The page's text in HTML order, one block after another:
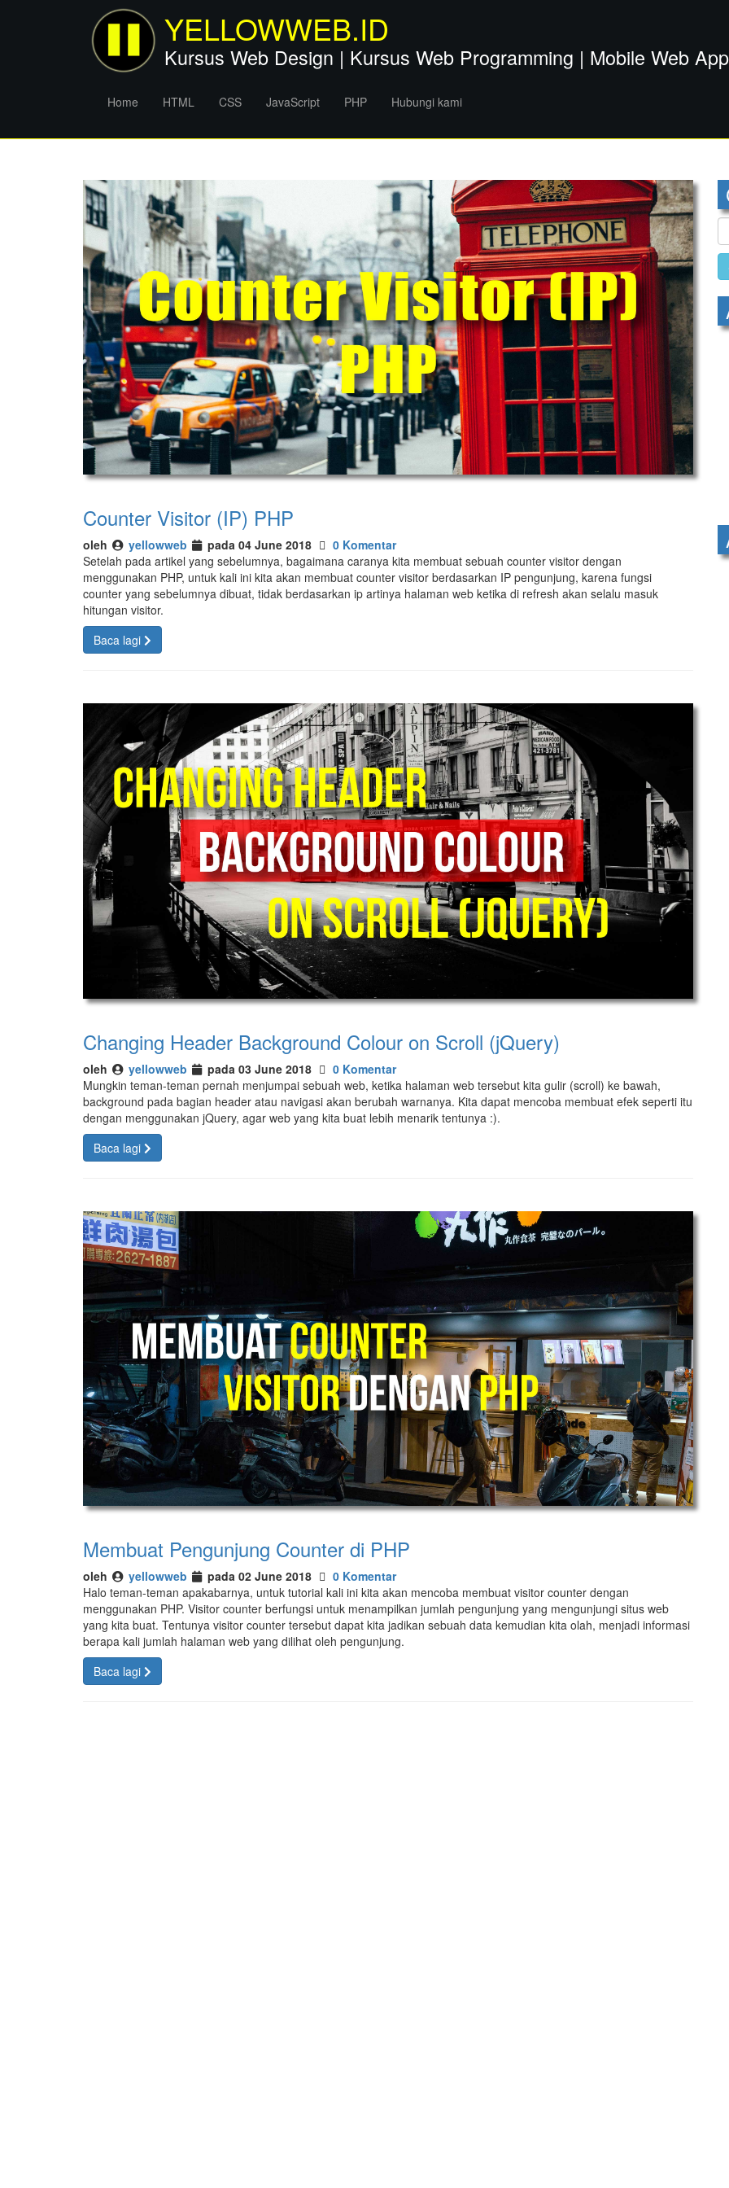
YELLOWWEB.ID
Kursus Web Design | Kursus Web Programming | Mobile Web
Home HTML CSS JavaScript PHP Hubungi kami
Counter Visitor (IP) PHP
oleh yellowweb pada 04 June 2018
0 Komentar
Setelah pada artikel yang sebelumnya, bagaimana caranya kita membuat sebuah counter visitor dengan
menggunakan PHP, untuk kali ini kita akan membuat counter visitor berdasarkan IP pengunjung, karena fungsi
counter yang sebelumnya dibuat, tidak berdasarkan ip artinya halaman web ketika di refresh akan selalu masuk
hitungan visitor.
Baca lagi
Changing Header Background Colour on Scroll (jQuery)
oleh yellowweb pada 03 June 2018
0 Komentar
Mungkin teman-teman pernah menjumpai sebuah web, ketika halaman web tersebut kita gulir (scroll) ke bawah,
background pada bagian header atau navigasi akan berubah warnanya. Kita dapat mencoba membuat efek seperti itu
dengan menggunakan jQuery, agar web yang kita buat lebih menarik tentunya :).
Baca lagi
Membuat Pengunjung Counter di PHP
oleh yellowweb pada 02 June 2018
0 Komentar
Halo teman-teman apakabarnya, untuk tutorial kali ini kita akan mencoba membuat visitor counter dengan
menggunakan PHP. Visitor counter berfungsi untuk menampilkan jumlah pengunjung yang mengunjungi situs web
yang kita buat. Tentunya visitor counter tersebut dapat kita jadikan sebuah data kemudian kita olah, menjadi informasi
berapa kali jumlah halaman web yang dilihat oleh pengunjung.
Baca lagi